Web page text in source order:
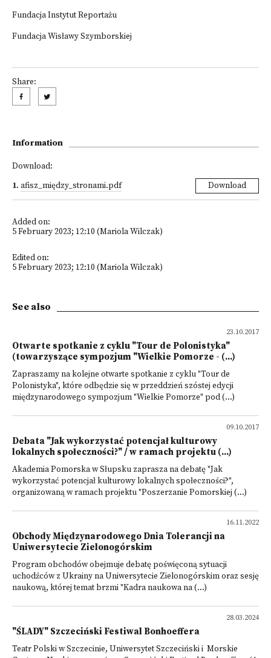
Fundacja Instytut Reportażu
Fundacja Wisławy Szymborskiej
Share:
Information
Download:
1. afisz_między_stronami.pdf Download
Added on:
5 February 2023; 12:10 (Mariola Wilczak)
Edited on:
5 February 2023; 12:10 (Mariola Wilczak)
See also
23.10.2017
Otwarte spotkanie z cyklu "Tour de Polonistyka"
(towarzyszące sympozjum "Wielkie Pomorze - (...)
Zapraszamy na kolejne otwarte spotkanie z cyklu "Tour de
Polonistyka", które odbędzie się w przeddzień szóstej edycji
międzynarodowego sympozjum "Wielkie Pomorze" pod (...)
09.10.2017
Debata "Jak wykorzystać potencjał kulturowy
lokalnych społeczności?" / w ramach projektu (...)
Akademia Pomorska w Słupsku zaprasza na debatę "Jak
wykorzystać potencjał kulturowy lokalnych społeczności?",
organizowaną w ramach projektu "Poszerzanie Pomorskiej (...)
16.11.2022
Obchody Międzynarodowego Dnia Tolerancji na
Uniwersytecie Zielonogórskim
Program obchodów obejmuje debatę poświęconą sytuacji
uchodźców z Ukrainy na Uniwersytecie Zielonogórskim oraz sesję
naukową, której temat brzmi "Kadra naukowa na (...)
28.03.2024
"ŚLADY" Szczeciński Festiwal Bonhoeffera
Teatr Polski w Szczecinie, Uniwersytet Szczeciński i Morskie